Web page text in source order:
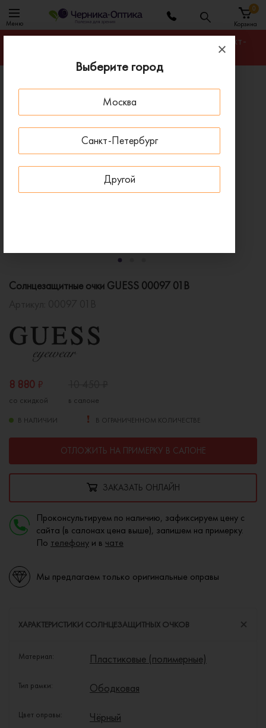
Выберите город
Москва
Санкт-Петербург
Другой
Меню Корзина
0
Гарантируем лучшую цену на любую оправу в Санкт-
Главная
Солнцезащитные очки
Солнцезащитные очки GUESS 00097 01B
Солнцезащитные очки GUESS 00097 01B
8 880 ₽
со скидкой в салоне
В НАЛИЧИИ В ОГРАНИЧЕННОМ КОЛИЧЕСТВЕ
ОТЛОЖИТЬ НА ПРИМЕРКУ В САЛОНЕ
ЗАКАЗАТЬ ОНЛАЙН
Проконсультируем по наличию, зафиксируем цену с
сайта (в салонах цена выше), запишем на примерку.
По телефону и в чате
Мы предлагаем только оригинальные оправы
ХАРАКТЕРИСТИКИ СОЛНЦЕЗАЩИТНЫХ ОЧКОВ
Материал: Пластиковые (полимерные)
Тип рамки: Ободковая
Цвет оправы: Чёрный
- 15 % ДО 15 АВГУСТА